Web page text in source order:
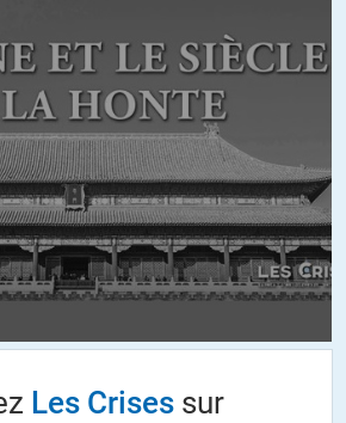
Chevalier et pas, au hasard,
Chevallier tarauderaient-ils à ce point
?
//21.12.2011 à 13h15
peu mystérieuse, d’un coté, une longue
en manque de fonds propres et
Les Crisessur